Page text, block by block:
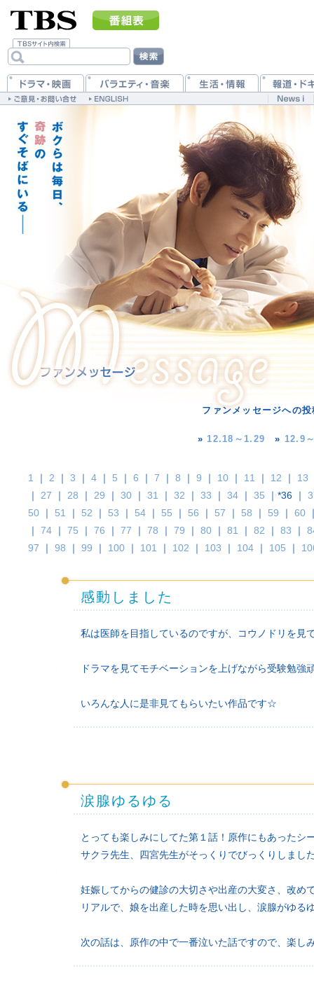
ファンメッセージへの
»12.18～1.29 » 12.9
1 ｜ 2 ｜ 3 ｜ 4 ｜ 5 ｜ 6 ｜ 7 ｜ 8 ｜ 9 ｜ 10 ｜ 11 ｜ 12 ｜ 13
｜ 27 ｜ 28 ｜ 29 ｜ 30 ｜ 31 ｜ 32 ｜ 33 ｜ 34 ｜ 35 ｜*36 ｜
50 ｜ 51 ｜ 52 ｜ 53 ｜ 54 ｜ 55 ｜ 56 ｜ 57 ｜ 58 ｜ 59 ｜ 60
｜ 74 ｜ 75 ｜ 76 ｜ 77 ｜ 78 ｜ 79 ｜ 80 ｜ 81 ｜ 82 ｜ 83 ｜
97 ｜ 98 ｜ 99 ｜ 100 ｜ 101 ｜ 102 ｜ 103 ｜ 104 ｜ 105 ｜
感動しました
私は医師を目指しているのですが、コウノドリを見
ドラマを見てモチベーションを上げながら受験勉強
いろんな人に是非見てもらいたい作品です☆
涙腺ゆるゆる
とっても楽しみにしてた第１話！原作にもあったシ
サクラ先生、四宮先生がそっくりでびっくりしまし
妊娠してからの健診の大切さや出産の大変さ、改め
リアルで、娘を出産した時を思い出し、涙腺がゆる
次の話は、原作の中で一番泣いた話ですので、楽し